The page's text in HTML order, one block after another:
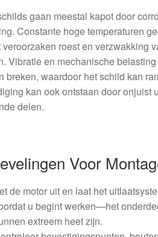
gaan meestal kapot door
Constante hoge temperaturen
veroorzaken roest en verzwakking
Vibratie en mechanische
breken, waardoor het schild kan
kan ook ontstaan door onjuist
delen.
Voor
de motor uit en laat het
u begint werken—het
extreem heet zijn.